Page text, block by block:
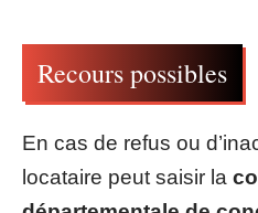
Recours possibles
En cas de refus ou
locataire peut saisir la